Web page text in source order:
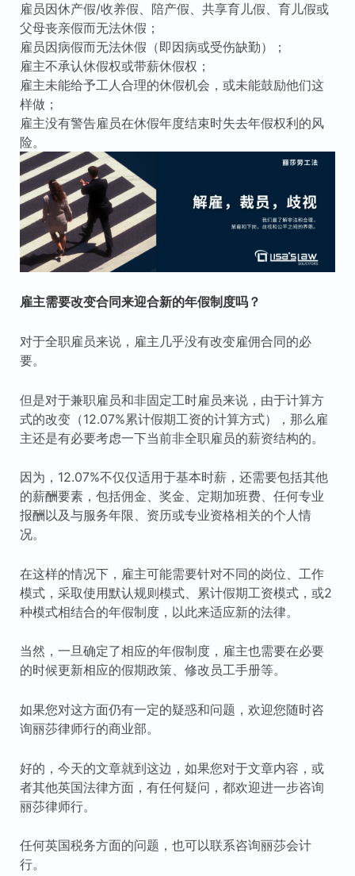
雇员因休产假/收养假、陪产假、共享育儿假、育儿假或
父母丧亲假而无法休假；
雇员因病假而无法休假（即因病或受伤缺勤）；
雇主不承认休假权或带薪休假权；
雇主未能给予工人合理的休假机会，或未能鼓励他们这
样做；
雇主没有警告雇员在休假年度结束时失去年假权利的风
险。
雇主需要改变合同来迎合新的年假制度吗？
对于全职雇员来说，雇主几乎没有改变雇佣合同的必
要。
但是对于兼职雇员和非固定工时雇员来说，由于计算方
式的改变（12.07%累计假期工资的计算方式），那么雇
主还是有必要考虑一下当前非全职雇员的薪资结构的。
因为，12.07%不仅仅适用于基本时薪，还需要包括其他
的薪酬要素，包括佣金、奖金、定期加班费、任何专业
报酬以及与服务年限、资历或专业资格相关的个人情
况。
在这样的情况下，雇主可能需要针对不同的岗位、工作
模式，采取使用默认规则模式、累计假期工资模式，或2
种模式相结合的年假制度，以此来适应新的法律。
当然，一旦确定了相应的年假制度，雇主也需要在必要
的时候更新相应的假期政策、修改员工手册等。
如果您对这方面仍有一定的疑惑和问题，欢迎您随时咨
询丽莎律师行的商业部。
好的，今天的文章就到这边，如果您对于文章内容，或
者其他英国法律方面，有任何疑问，都欢迎进一步咨询
丽莎律师行。
任何英国税务方面的问题，也可以联系咨询丽莎会计
行。